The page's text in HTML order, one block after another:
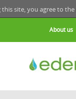
this site, you agree to the
About us